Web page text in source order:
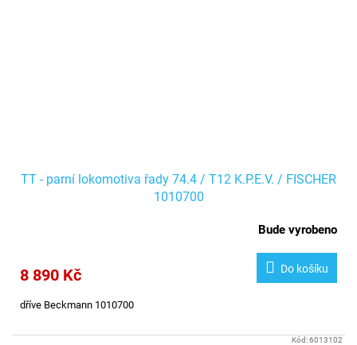
TT - parní lokomotiva řady 74.4 / T12 K.P.E.V. / FISCHER
1010700
Bude vyrobeno
8 890 Kč Do košíku
dříve Beckmann 1010700
Kód:6013102